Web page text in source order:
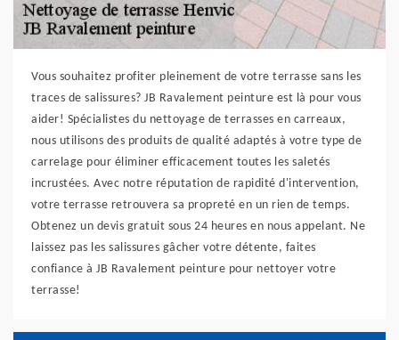
Vous souhaitez profiter pleinement de votre terrasse sans les
traces de salissures? JB Ravalement peinture est là pour vous
aider! Spécialistes du nettoyage de terrasses en carreaux,
nous utilisons des produits de qualité adaptés à votre type de
carrelage pour éliminer efficacement toutes les saletés
incrustées. Avec notre réputation de rapidité d'intervention,
votre terrasse retrouvera sa propreté en un rien de temps.
Obtenez un devis gratuit sous 24 heures en nous appelant. Ne
laissez pas les salissures gâcher votre détente, faites
confiance à JB Ravalement peinture pour nettoyer votre
terrasse!